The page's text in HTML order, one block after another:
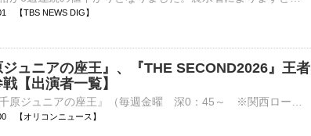
【TBS NEWS DIG】
ュニアの座王』、『THE SECOND2026』王者
【出演者一覧】
【オリコンニュース】